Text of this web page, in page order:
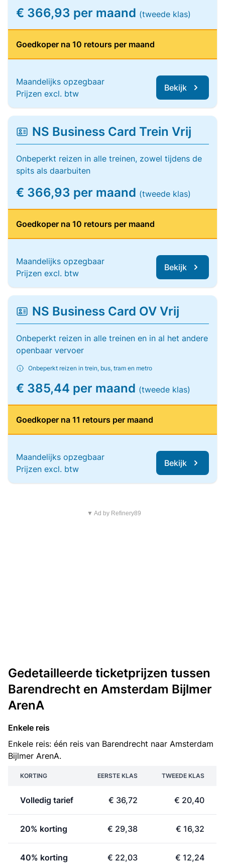
€ 366,93 per maand (tweede klas)
Goedkoper na 10 retours per maand
Maandelijks opzegbaar
Prijzen excl. btw
Bekijk
NS Business Card Trein Vrij
Onbeperkt reizen in alle treinen, zowel tijdens de
spits als daarbuiten
€ 366,93 per maand (tweede klas)
Goedkoper na 10 retours per maand
Maandelijks opzegbaar
Prijzen excl. btw
Bekijk
NS Business Card OV Vrij
Onbeperkt reizen in alle treinen en in al het andere
openbaar vervoer
Onbeperkt reizen in trein, bus, tram en metro
€ 385,44 per maand (tweede klas)
Goedkoper na 11 retours per maand
Maandelijks opzegbaar
Prijzen excl. btw
Bekijk
▼ Ad by Refinery89
Gedetailleerde ticketprijzen tussen
Barendrecht en Amsterdam Bijlmer
ArenA
Enkele reis
Enkele reis: één reis van Barendrecht naar Amsterdam
Bijlmer ArenA.
KORTING EERSTE KLAS TWEEDE KLAS
Volledig tarief € 36,72 € 20,40
20% korting € 29,38 € 16,32
40% korting € 22,03 € 12,24